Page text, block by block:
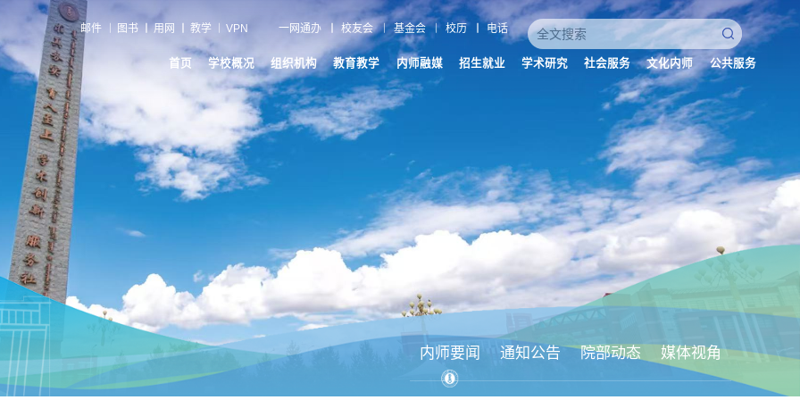
邮件 图书 用网 教学 VPN 一网通办 校友会 基金会 校历 电话
首页 学校概况 组织机构 教育教学 内师融媒 招生就业 学术研究 社会服务 文化内师 公共服务
内师要闻 通知公告 院部动态 媒体视角